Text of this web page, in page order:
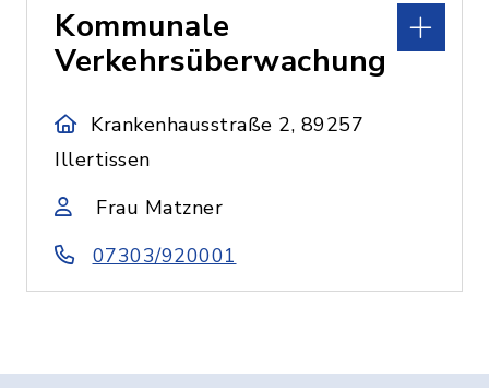
Kommunale
Verkehrsüberwachung
Krankenhausstraße 2, 89257
Illertissen
Frau Matzner
07303/920001